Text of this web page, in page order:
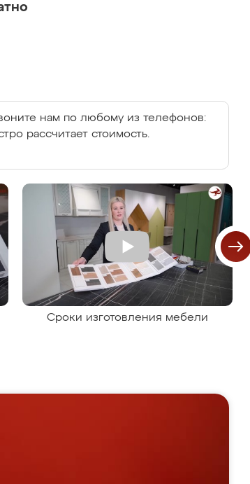
нам по любому из телефонов:
рассчитает стоимость.
Сроки изготовления мебели